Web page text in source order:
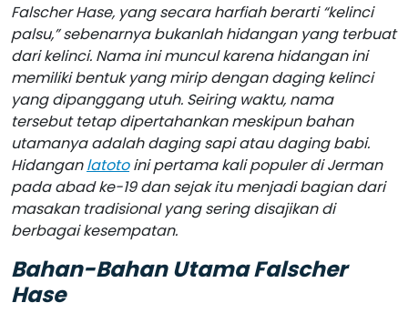
Falscher Hase, yang secara harfiah berarti “kelinci
palsu,” sebenarnya bukanlah hidangan yang terbuat
dari kelinci. Nama ini muncul karena hidangan ini
memiliki bentuk yang mirip dengan daging kelinci
yang dipanggang utuh. Seiring waktu, nama
tersebut tetap dipertahankan meskipun bahan
utamanya adalah daging sapi atau daging babi.
Hidanganlatotoini pertama kali populer di Jerman
pada abad ke-19 dan sejak itu menjadi bagian dari
masakan tradisional yang sering disajikan di
berbagai kesempatan.
Bahan-Bahan Utama Falscher
Hase